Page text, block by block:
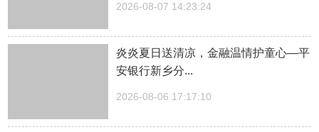
2026-08-07 14:23:24
炎炎夏日送清凉，金融温情护童心—平
安银行新乡分...
2026-08-06 17:17:10